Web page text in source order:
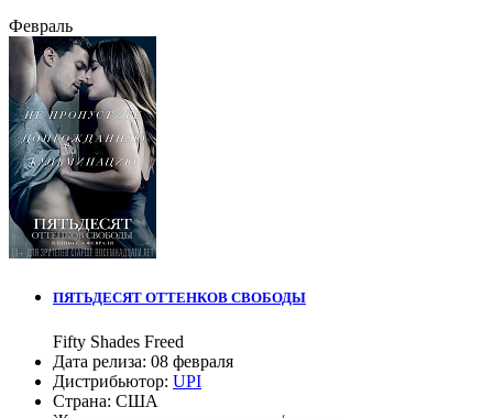
Февраль
ПЯТЬДЕСЯТ ОТТЕНКОВ СВОБОДЫ
Fifty Shades Freed
Дата релиза: 08 февраля
Дистрибьютор: UPI
Страна: США